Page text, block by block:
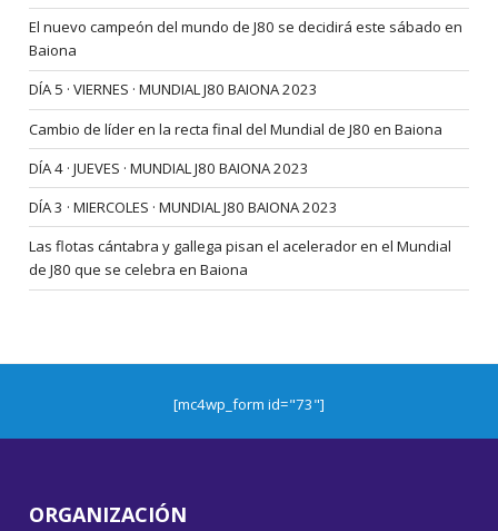
El nuevo campeón del mundo de J80 se decidirá este sábado en
Baiona
DÍA 5 · VIERNES · MUNDIAL J80 BAIONA 2023
Cambio de líder en la recta final del Mundial de J80 en Baiona
DÍA 4 · JUEVES · MUNDIAL J80 BAIONA 2023
DÍA 3 · MIERCOLES · MUNDIAL J80 BAIONA 2023
Las flotas cántabra y gallega pisan el acelerador en el Mundial
de J80 que se celebra en Baiona
[mc4wp_form id="73"]
ORGANIZACIÓN